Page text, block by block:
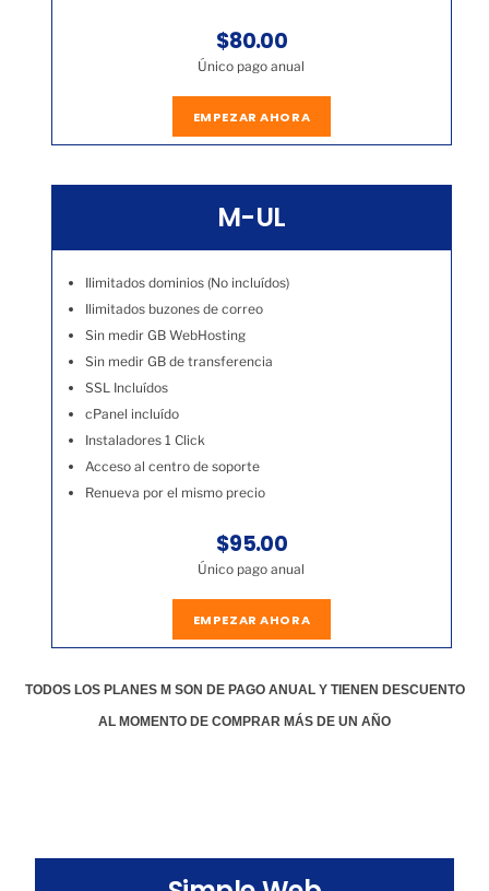
$80.00
Único pago anual
EMPEZAR AHORA
M-UL
Ilimitados dominios (No incluídos)
Ilimitados buzones de correo
Sin medir GB WebHosting
Sin medir GB de transferencia
SSL Incluídos
cPanel incluído
Instaladores 1 Click
Acceso al centro de soporte
Renueva por el mismo precio
$95.00
Único pago anual
EMPEZAR AHORA
TODOS LOS PLANES M SON DE PAGO ANUAL Y TIENEN DESCUENTO
AL MOMENTO DE COMPRAR MÁS DE UN AÑO